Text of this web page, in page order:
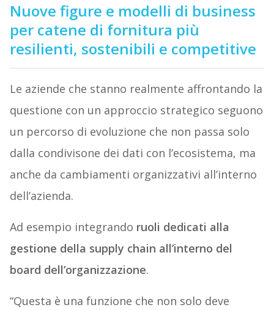
Nuove figure e modelli di business
per catene di fornitura più
resilienti, sostenibili e competitive
Le aziende che stanno realmente affrontando la
questione con un approccio strategico seguono
un percorso di evoluzione che non passa solo
dalla condivisone dei dati con l’ecosistema, ma
anche da cambiamenti organizzativi all’interno
dell’azienda.
Ad esempio integrando ruoli dedicati alla
gestione della supply chain all’interno del
board dell’organizzazione.
“Questa è una funzione che non solo deve